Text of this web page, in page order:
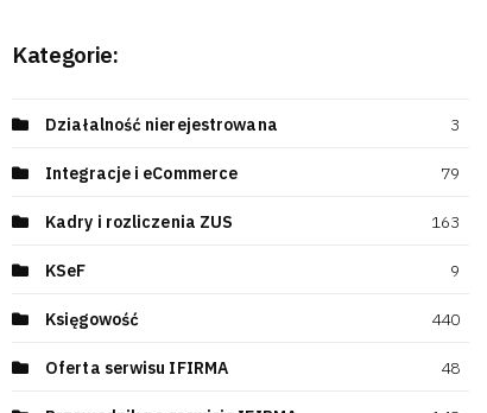
Kategorie:
Działalność nierejestrowana 3
Integracje i eCommerce 79
Kadry i rozliczenia ZUS 163
KSeF 9
Księgowość 440
Oferta serwisu IFIRMA 48